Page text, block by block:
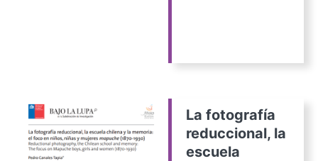
La fotografía
reduccional, la
escuela